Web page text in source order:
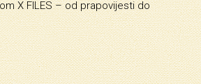
X FILES – od prapovijesti do